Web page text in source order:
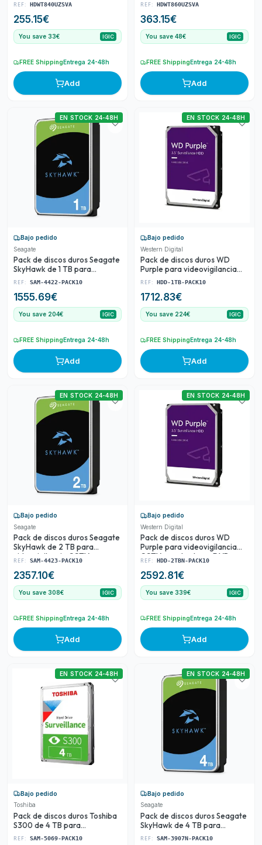
REF: HDWT840UZSVA
255.15€
You save 33€ IGIC
FREE ShippingEntrega 24-48h
Add
REF: HDWT860UZSVA
363.15€
You save 48€ IGIC
FREE ShippingEntrega 24-48h
Add
Bajo pedido
Seagate
Pack de discos duros Seagate
SkyHawk de 1 TB para
videovigilancia CCTV
REF: SAM-4422-PACK10
1555.69€
EN STOCK 24-48H
You save 204€ IGIC
FREE Shipping Entrega 24-48h
Add
Bajo pedido
Western Digital
Pack de discos duros WD
Purple para videovigilancia
CCTV con tecnología
REF: HDD-1TB-PACK10
1712.83€
EN STOCK 24-48H
You save 224€ IGIC
FREE Shipping Entrega 24-48h
Add
Bajo pedido
Seagate
Pack de discos duros Seagate
SkyHawk de 2 TB para
videovigilancia CCTV
REF: SAM-4423-PACK10
2357.10€
EN STOCK 24-48H
You save 308€ IGIC
FREE ShippingEntrega 24-48h
Add
Bajo pedido
Western Digital
Pack de discos duros WD
Purple para videovigilancia
CCTV y grabadores DVR
REF: HDD-2TBN-PACK10
2592.81€
EN STOCK 24-48H
You save 339€ IGIC
FREE ShippingEntrega 24-48h
Add
Bajo pedido
Toshiba
Pack de discos duros Toshiba
S300 de 4 TB para
videovigilancia CCTV
REF: SAM-5069-PACK10
EN STOCK 24-48H
Bajo pedido
Seagate
Pack de discos duros Seagate
SkyHawk de 4 TB para
videovigilancia CCTV
REF: SAM-3907N-PACK10
EN STOCK 24-48H